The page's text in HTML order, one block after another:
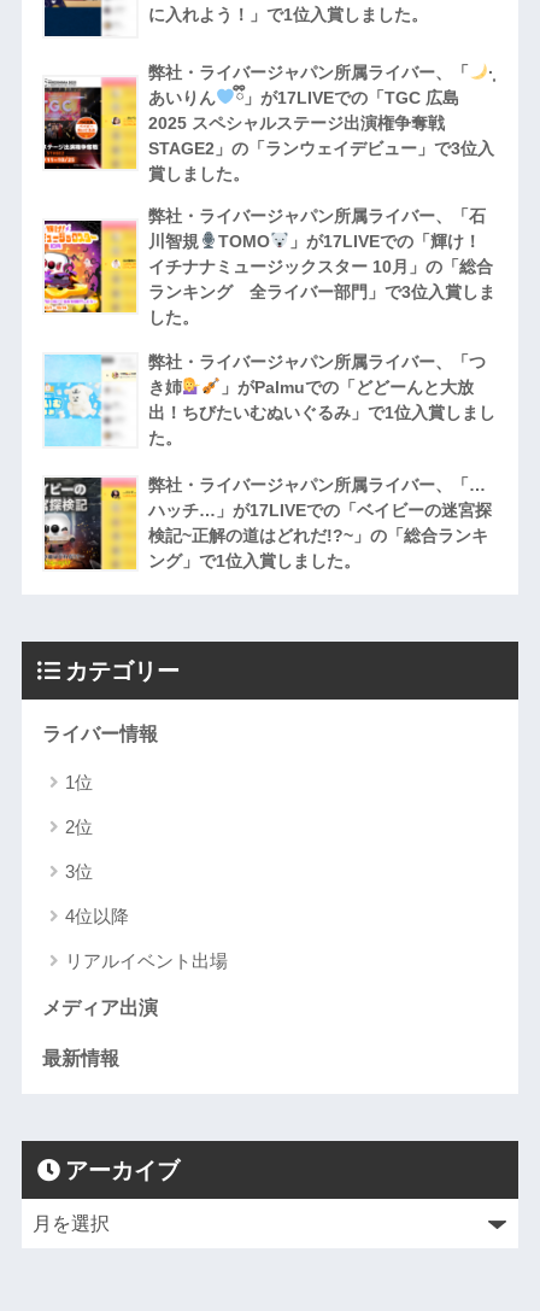
に入れよう！」で1位入賞しました。
弊社・ライバージャパン所属ライバー、「
·̩͙
あいりん
ྀི」が17LIVEでの「TGC 広島
2025 スペシャルステージ出演権争奪戦
STAGE2」の「ランウェイデビュー」で3位入
賞しました。
弊社・ライバージャパン所属ライバー、「石
川智規
TOMO
」が17LIVEでの「輝け！
イチナナミュージックスター 10月」の「総合
ランキング 全ライバー部門」で3位入賞しま
した。
弊社・ライバージャパン所属ライバー、「つ
き姉
」がPalmuでの「どどーんと大放
出！ちびたいむぬいぐるみ」で1位入賞しまし
た。
弊社・ライバージャパン所属ライバー、「…
ハッチ…」が17LIVEでの「ベイビーの迷宮探
検記~正解の道はどれだ!?~」の「総合ランキ
ング」で1位入賞しました。
カテゴリー
ライバー情報
1位
2位
3位
4位以降
リアルイベント出場
メディア出演
最新情報
アーカイブ